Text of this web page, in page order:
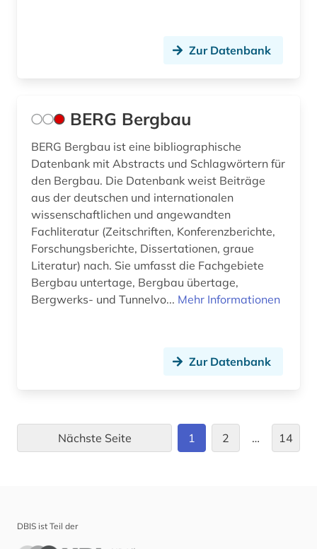
klimaänderung (13)
kohle (4)
kommentar (1)
koordinaten (1)
korallenriff (1)
kosmochemie (1)
kriminologie (1)
Zur Datenbank
BERG Bergbau
BERG Bergbau ist eine bibliographische
Datenbank mit Abstracts und Schlagwörtern für
den Bergbau. Die Datenbank weist Beiträge
aus der deutschen und internationalen
wissenschaftlichen und angewandten
Fachliteratur (Zeitschriften, Konferenzberichte,
Forschungsberichte, Dissertationen, graue
Literatur) nach. Sie umfasst die Fachgebiete
Bergbau untertage, Bergbau übertage,
Bergwerks- und Tunnelvo... Mehr Informationen
Zur Datenbank
Nächste Seite 1 2 … 14
DBIS ist Teil der